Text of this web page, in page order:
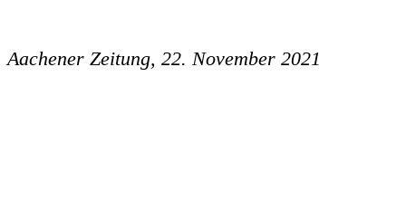
Aachener Zeitung, 22. November 2021